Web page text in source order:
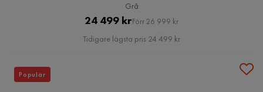
Grå
Pris
24 499 krOriginal
Pris
Förr 26 999 kr
Tidigare lägsta pris 24 499 kr
Populär